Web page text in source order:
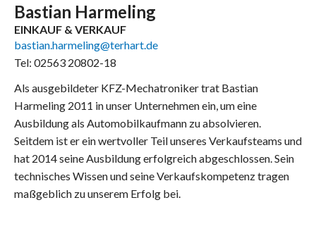
Bastian Harmeling
EINKAUF & VERKAUF
bastian.harmeling@terhart.de
Tel: 02563 20802-18
Als ausgebildeter KFZ-Mechatroniker trat Bastian
Harmeling 2011 in unser Unternehmen ein, um eine
Ausbildung als Automobilkaufmann zu absolvieren.
Seitdem ist er ein wertvoller Teil unseres Verkaufsteams und
hat 2014 seine Ausbildung erfolgreich abgeschlossen. Sein
technisches Wissen und seine Verkaufskompetenz tragen
maßgeblich zu unserem Erfolg bei.